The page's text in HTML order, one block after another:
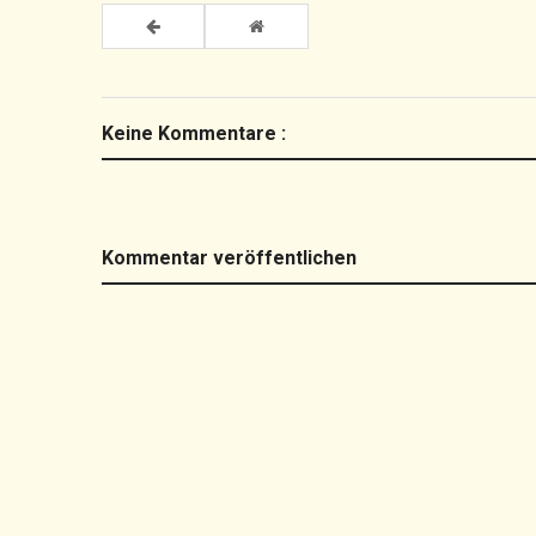
Keine Kommentare :
Kommentar veröffentlichen